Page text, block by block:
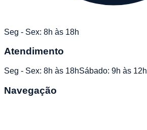
Seg - Sex: 8h às 18h
Atendimento
Seg - Sex: 8h às 18hSábado: 9h às 12h
Navegação